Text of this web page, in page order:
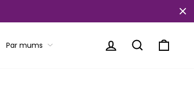
Par mums PiesakietiesMeklēt